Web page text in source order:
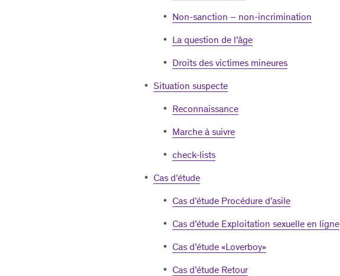
Non-sanction – non-incrimination
La question de l’âge
Droits des victimes mineures
Situation suspecte
Reconnaissance
Marche à suivre
check-lists
Cas d’étude
Cas d’étude Procédure d’asile
Cas d’étude Exploitation sexuelle en ligne
Cas d’étude «Loverboy»
Cas d’étude Retour